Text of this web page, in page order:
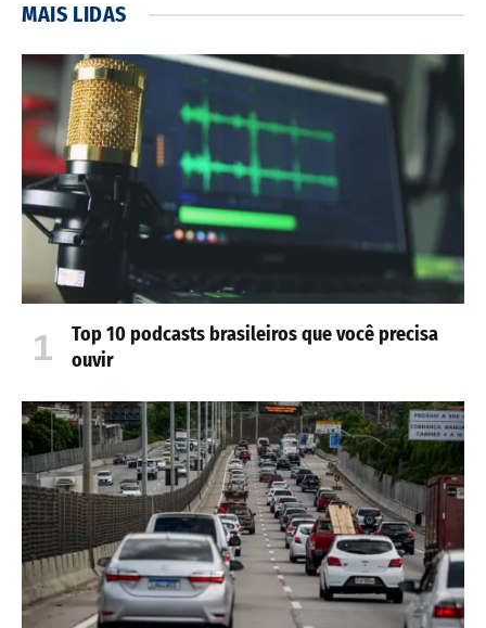
MAIS LIDAS
Top 10 podcasts brasileiros que você precisa
ouvir